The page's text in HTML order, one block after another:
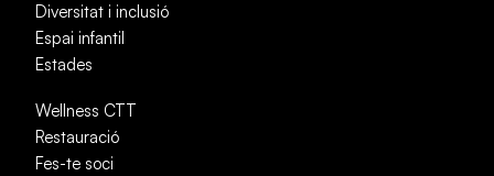
Diversitat i inclusió
Espai infantil
Estades
Wellness CTT
Restauració
Fes-te soci